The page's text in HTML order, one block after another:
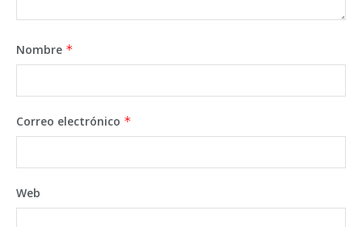
Nombre *
Correo electrónico *
Web